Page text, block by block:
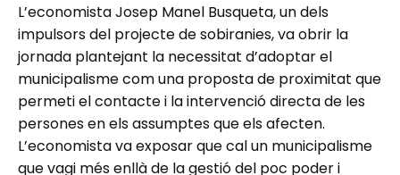
L’economista Josep Manel Busqueta, un dels
impulsors del projecte de sobiranies, va obrir la
jornada plantejant la necessitat d’adoptar el
municipalisme com una proposta de proximitat que
permeti el contacte i la intervenció directa de les
persones en els assumptes que els afecten.
L’economista va exposar que cal un municipalisme
que vagi més enllà de la gestió del poc poder i